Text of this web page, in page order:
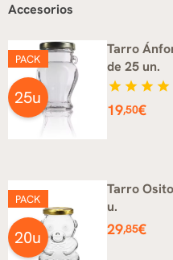
Accesorios
Tarro
de 25 un.
star star star star
Precio
19,50€
PACK
25u
Tarro
u.
Precio
29,85€
PACK
20u